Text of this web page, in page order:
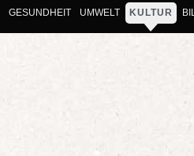
GESUNDHEIT UMWELT KULTUR